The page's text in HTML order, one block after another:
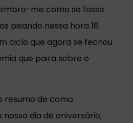
me como se fosse
pisando nessa hora 16
ciclo que agora se fechou
que paira sobre o
resumo de como
dia de aniversário,